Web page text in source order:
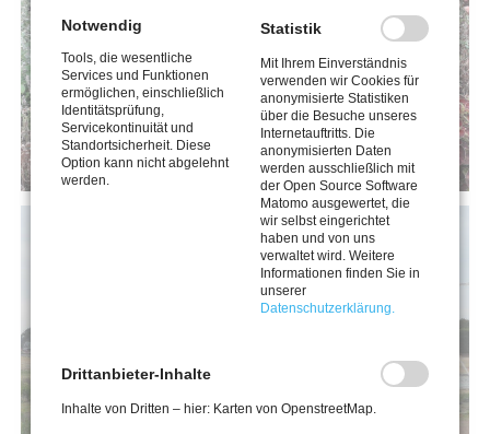
Notwendig
Tools, die wesentliche
Services und Funktionen
ermöglichen, einschließlich
Identitätsprüfung,
Servicekontinuität und
Standortsicherheit. Diese
Option kann nicht abgelehnt
werden.
Statistik
Mit Ihrem Einverständnis
verwenden wir Cookies für
anonymisierte Statistiken
über die Besuche unseres
Internetauftritts. Die
anonymisierten Daten
werden ausschließlich mit
der Open Source Software
Matomo ausgewertet, die
wir selbst eingerichtet
haben und von uns
verwaltet wird. Weitere
Informationen finden Sie in
unserer
Datenschutzerklärung.
Drittanbieter-Inhalte
Inhalte von Dritten – hier: Karten von OpenstreetMap.